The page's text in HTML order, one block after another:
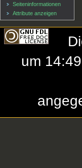
Seiten­informationen
Attribute anzeigen
um